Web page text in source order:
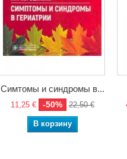
Симтомы и синдромы в...
11,25 € -50% 22,50 €
В корзину